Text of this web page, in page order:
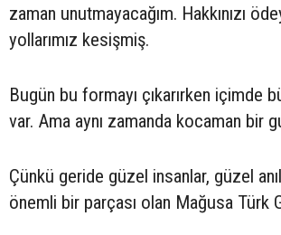
zaman unutmayacağım. Hakkınızı
yollarımız kesişmiş.
Bugün bu formayı çıkarırken içimde
var. Ama aynı zamanda kocaman bir
Çünkü geride güzel insanlar, güzel
önemli bir parçası olan Mağusa Türk